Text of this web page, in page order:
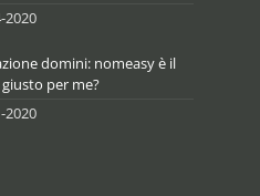
2020
domini: nomeasy è il
per me?
2020